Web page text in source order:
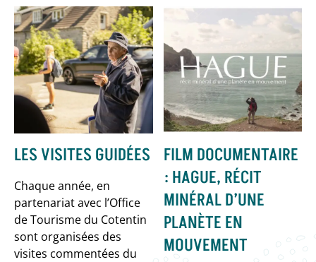
LES VISITES GUIDÉES
Chaque année, en
partenariat avec l’Office
de Tourisme du Cotentin
sont organisées des
visites commentées du
FILM DOCUMENTAIRE
: HAGUE, RÉCIT
MINÉRAL D’UNE
PLANÈTE EN
MOUVEMENT